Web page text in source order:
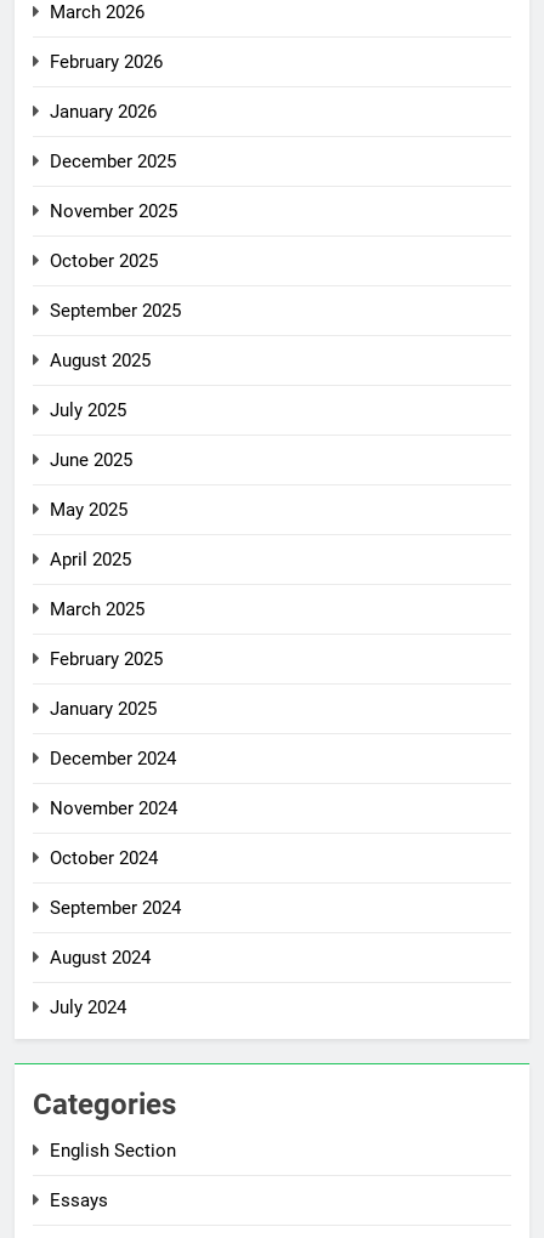
March 2026
February 2026
January 2026
December 2025
November 2025
October 2025
September 2025
August 2025
July 2025
June 2025
May 2025
April 2025
March 2025
February 2025
January 2025
December 2024
November 2024
October 2024
September 2024
August 2024
July 2024
Categories
English Section
Essays